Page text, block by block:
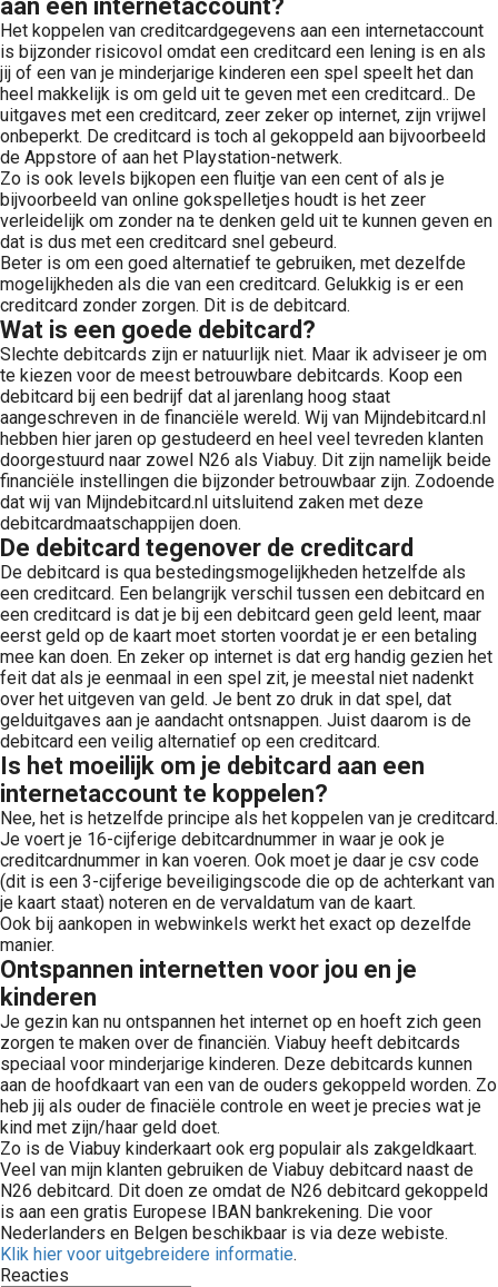
aan een internetaccount?
Het koppelen van creditcardgegevens aan een internetaccount
is bijzonder risicovol omdat een creditcard een lening is en als
jij of een van je minderjarige kinderen een spel speelt het dan
heel makkelijk is om geld uit te geven met een creditcard.. De
uitgaves met een creditcard, zeer zeker op internet, zijn vrijwel
onbeperkt. De creditcard is toch al gekoppeld aan bijvoorbeeld
de Appstore of aan het Playstation-netwerk.
Zo is ook levels bijkopen een fluitje van een cent of als je
bijvoorbeeld van online gokspelletjes houdt is het zeer
verleidelijk om zonder na te denken geld uit te kunnen geven en
dat is dus met een creditcard snel gebeurd.
Beter is om een goed alternatief te gebruiken, met dezelfde
mogelijkheden als die van een creditcard. Gelukkig is er een
creditcard zonder zorgen. Dit is de debitcard.
Wat is een goede debitcard?
Slechte debitcards zijn er natuurlijk niet. Maar ik adviseer je om
te kiezen voor de meest betrouwbare debitcards. Koop een
debitcard bij een bedrijf dat al jarenlang hoog staat
aangeschreven in de financiële wereld. Wij van Mijndebitcard.nl
hebben hier jaren op gestudeerd en heel veel tevreden klanten
doorgestuurd naar zowel N26 als Viabuy. Dit zijn namelijk beide
financiële instellingen die bijzonder betrouwbaar zijn. Zodoende
dat wij van Mijndebitcard.nl uitsluitend zaken met deze
debitcardmaatschappijen doen.
De debitcard tegenover de creditcard
De debitcard is qua bestedingsmogelijkheden hetzelfde als
een creditcard. Een belangrijk verschil tussen een debitcard en
een creditcard is dat je bij een debitcard geen geld leent, maar
eerst geld op de kaart moet storten voordat je er een betaling
mee kan doen. En zeker op internet is dat erg handig gezien het
feit dat als je eenmaal in een spel zit, je meestal niet nadenkt
over het uitgeven van geld. Je bent zo druk in dat spel, dat
gelduitgaves aan je aandacht ontsnappen. Juist daarom is de
debitcard een veilig alternatief op een creditcard.
Is het moeilijk om je debitcard aan een
internetaccount te koppelen?
Nee, het is hetzelfde principe als het koppelen van je creditcard.
Je voert je 16-cijferige debitcardnummer in waar je ook je
creditcardnummer in kan voeren. Ook moet je daar je csv code
(dit is een 3-cijferige beveiligingscode die op de achterkant van
je kaart staat) noteren en de vervaldatum van de kaart.
Ook bij aankopen in webwinkels werkt het exact op dezelfde
manier.
Ontspannen internetten voor jou en je
kinderen
Je gezin kan nu ontspannen het internet op en hoeft zich geen
zorgen te maken over de financiën. Viabuy heeft debitcards
speciaal voor minderjarige kinderen. Deze debitcards kunnen
aan de hoofdkaart van een van de ouders gekoppeld worden. Zo
heb jij als ouder de finaciële controle en weet je precies wat je
kind met zijn/haar geld doet.
Zo is de Viabuy kinderkaart ook erg populair als zakgeldkaart.
Veel van mijn klanten gebruiken de Viabuy debitcard naast de
N26 debitcard. Dit doen ze omdat de N26 debitcard gekoppeld
is aan een gratis Europese IBAN bankrekening. Die voor
Nederlanders en Belgen beschikbaar is via deze webiste.
Klik hier voor uitgebreidere informatie.
Reacties